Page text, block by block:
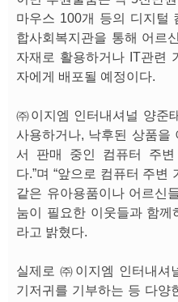
마우스 100개 등의 디지털
합사회복지관을 통해 어르
자재로 활용하거나 IT관련
자에게 배포될 예정이다.
㈜이지엠 인터내셔널 양준
사용하거나, 낙후된 상품을
서 판매 중인 컴퓨터 주
다.”며 “앞으로 컴퓨터 주
같은 유아용품이나 어르신
눔이 필요한 이웃들과 함께
라고 밝혔다.
실제로 ㈜이지엠 인터내셔
기저귀를 기부하는 등 다양